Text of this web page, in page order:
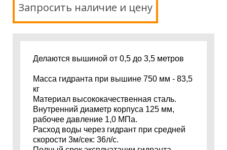
Запросить наличие и цену
Делаются вышиной от 0,5 до 3,5 метров
Масса гидранта при вышине 750 мм - 83,5
кг
Материал высококачественная сталь.
Внутренний диаметр корпуса 125 мм,
рабочее давление 1,0 МПа.
Расход воды через гидрант при средней
скорости 3м/сек: 36л/с.